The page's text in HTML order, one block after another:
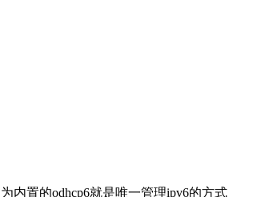
内置的odhcp6就是唯一管理ipv6的方式